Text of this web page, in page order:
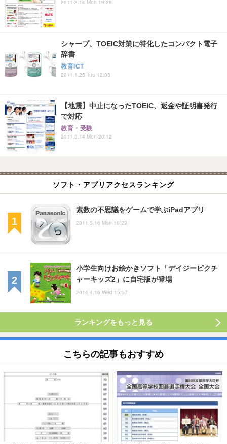
2011.3.14 Mon 19:28
シャープ、TOEIC対策に特化したコンパクト電子
辞書
教育ICT
2011.1.25 Tue 12:08
【地震】中止になったTOEIC、返金や証明書発行
で対応
教育・受験
2011.3.14 Mon 20:12
ソフト・アプリアクセスランキング
素数の不思議をゲームで学ぶiPadアプリ
2011.5.16 Mon 10:29
小学生向けお絵かきソフト「デイジーピクチ
ャーキッズ2」に自宅版が登場
2014.4.16 Wed 15:57
ランキングをもっと見る
こちらの記事もおすすめ